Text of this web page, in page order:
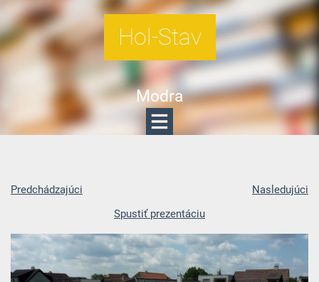
Hol-Stav
Modra
Predchádzajúci
Nasledujúci
Spustiť prezentáciu